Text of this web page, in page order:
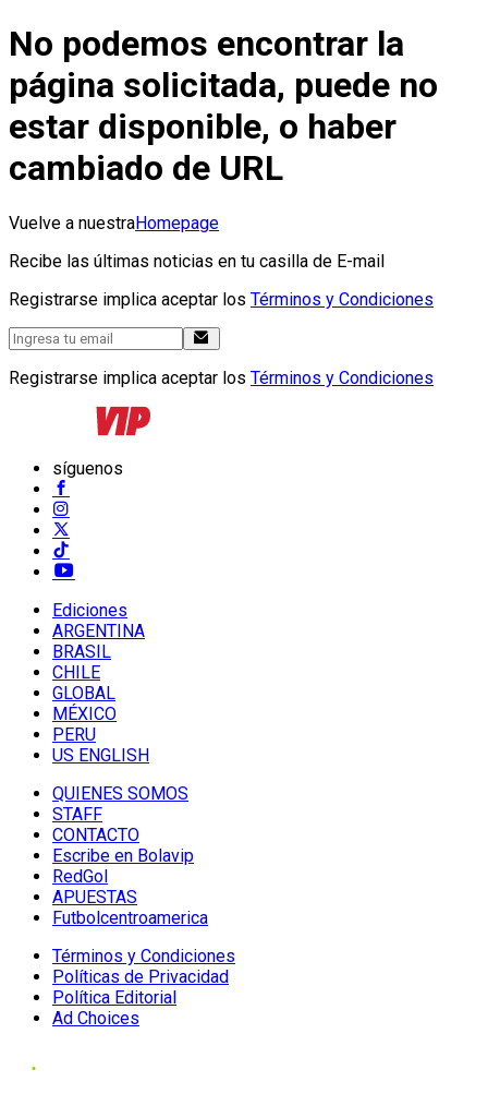
No podemos encontrar la
página solicitada, puede no
estar disponible, o haber
cambiado de URL
Vuelve a nuestraHomepage
Recibe las últimas noticias en tu casilla de E-mail
Registrarse implica aceptar los Términos y Condiciones
Registrarse implica aceptar los Términos y Condiciones
síguenos
Ediciones
ARGENTINA
BRASIL
CHILE
GLOBAL
MÉXICO
PERU
US ENGLISH
QUIENES SOMOS
STAFF
CONTACTO
Escribe en Bolavip
RedGol
APUESTAS
Futbolcentroamerica
Términos y Condiciones
Políticas de Privacidad
Política Editorial
Ad Choices